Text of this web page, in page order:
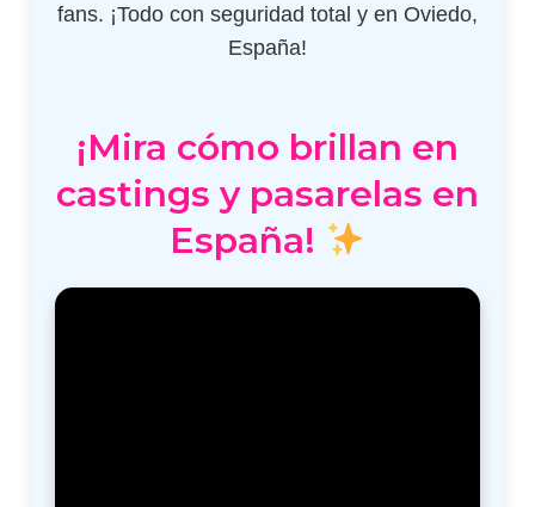
fans. ¡Todo con seguridad total y en Oviedo,
España!
¡Mira cómo brillan en
castings y pasarelas en
España!